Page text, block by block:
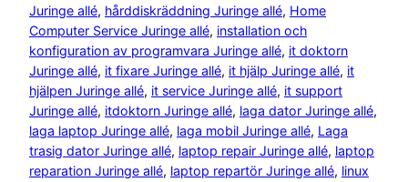
Juringe allé, hårddiskräddning Juringe allé, Home
Computer Service Juringe allé, installation och
konfiguration av programvara Juringe allé, it doktorn
Juringe allé, it fixare Juringe allé, it hjälp Juringe allé, it
hjälpen Juringe allé, it service Juringe allé, it support
Juringe allé, itdoktorn Juringe allé, laga dator Juringe allé
laga laptop Juringe allé, laga mobil Juringe allé, Laga
trasig dator Juringe allé, laptop repair Juringe allé, laptop
reparation Juringe allé, laptop repartör Juringe allé, linux